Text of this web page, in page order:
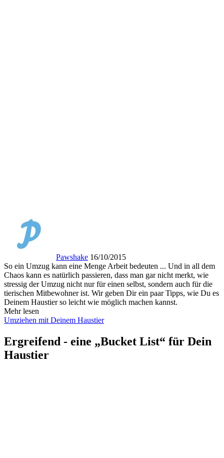
Pawshake 16/10/2015
So ein Umzug kann eine Menge Arbeit bedeuten ... Und in all dem
Chaos kann es natürlich passieren, dass man gar nicht merkt, wie
stressig der Umzug nicht nur für einen selbst, sondern auch für die
tierischen Mitbewohner ist. Wir geben Dir ein paar Tipps, wie Du es
Deinem Haustier so leicht wie möglich machen kannst.
Mehr lesen
Umziehen mit Deinem Haustier
Ergreifend - eine „Bucket List“ für Dein
Haustier